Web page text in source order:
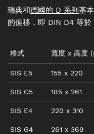
瑞典和德國的 D 系列 基
的偏移，即 DIN D4 等於
格式 寬度 x 高度
SIS E5 155 x 220
SIS G5 185 x 261
SIS E4 220 x 310
SIS G4 261 x 369